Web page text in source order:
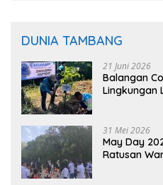
DUNIA TAMBANG
21 Juni 2026
Balangan
Lingkungan
31 Mei 2026
May Day
Ratusan